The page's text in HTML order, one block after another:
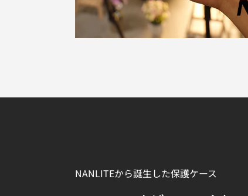
NANLITEから誕生した保護ケース